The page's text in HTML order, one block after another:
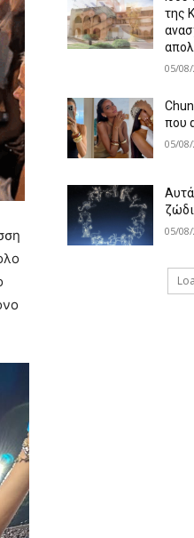
της
05/
που
05/
Αυτά
05/